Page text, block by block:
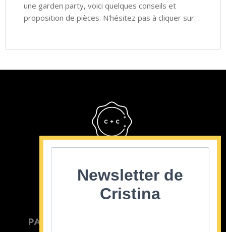
une garden party, voici quelques conseils et
proposition de pièces. N'hésitez pas à cliquer sur…
PARTICULIER
Newsletter de
Cristina